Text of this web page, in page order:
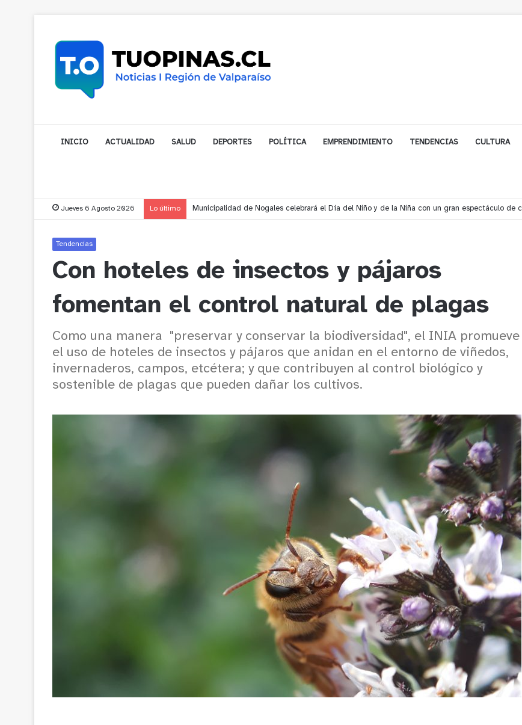
INICIO ACTUALIDAD SALUD DEPORTES POLÍTICA EMPRENDIMIENTO TENDENCIAS CULTURA
Jueves 6 Agosto 2026 Lo último Cerro Mauco: Bomberos rescata a dos jóvenes que se desorientaron durante una caminata
Tendencias
Con hoteles de insectos y pájaros
fomentan el control natural de plagas
Como una manera "preservar y conservar la biodiversidad", el INIA promueve
el uso de hoteles de insectos y pájaros que anidan en el entorno de viñedos,
invernaderos, campos, etcétera; y que contribuyen al control biológico y
sostenible de plagas que pueden dañar los cultivos.